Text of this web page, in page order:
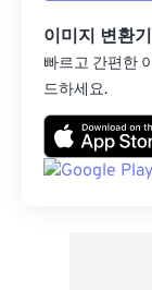
이미지 변환기
빠르고 간편한
드하세요.